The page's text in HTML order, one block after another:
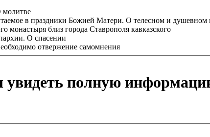
молитве
в праздники Божией Матери. О телесном и душевном
монастыря близ города Ставрополя кавказского
О спасении
отвержение самомнения
увидеть полную